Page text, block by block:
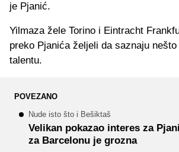
je Pjanić.
Yilmaza žele Torino i Eintracht
preko Pjanića željeli da saznaju
talentu.
POVEZANO
Nude isto što i Bešiktaš
Velikan pokazao interes za
za Barcelonu je grozna